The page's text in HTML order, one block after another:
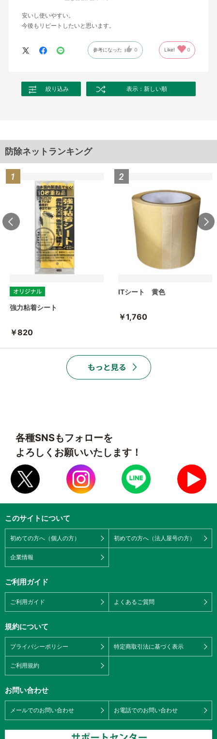
安いし使いやすい。
今後もリピートしたいと思います。
参考になった 0 Like! 0
絞り込み 表示：新しい順
防除ネットランキング
強力粘着シート
￥820
ITシート 黄色
￥1,760
各種SNSもフォローを
よろしくお願いいたします！
このサイトについて
初めての方へ（個人の方） 初めての方へ（法人屋号の方）
企業情報
ご利用ガイド
ご利用ガイド よくあるご質問
規約について
プライバシーポリシー 特定商取引法に基づく表示
ご利用規約
お問い合わせ
メールでのお問い合わせ お電話でのお問い合わせ